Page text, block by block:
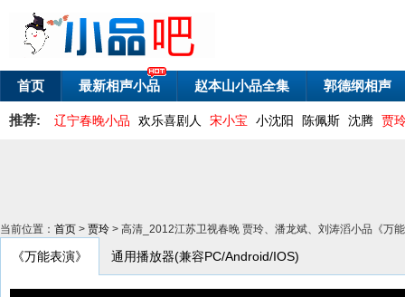
首页 最新相声小品 赵本山小品全集 郭德纲相声
推荐: 辽宁春晚小品 欢乐喜剧人 宋小宝 小沈阳 陈佩斯 沈腾 贾
当前位置： 首页 > 贾玲 > 高清_2012江苏卫视春晚 贾玲、潘龙斌、刘涛滔小品《万
《万能表演》 通用播放器(兼容PC/Android/IOS)